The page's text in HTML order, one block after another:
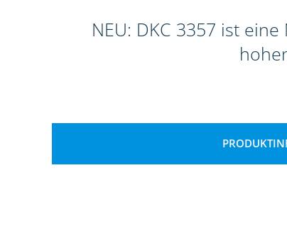
NEU: DKC 3357 ist